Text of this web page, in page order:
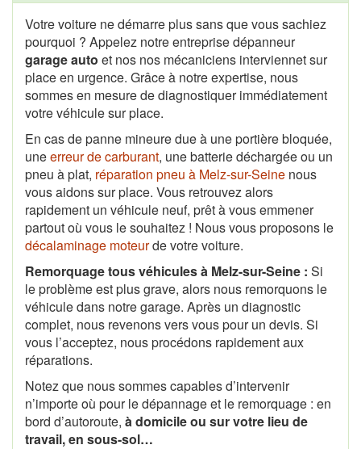
Votre voiture ne démarre plus sans que vous sachiez
pourquoi ? Appelez notre entreprise dépanneur
garage auto et nos nos mécaniciens interviennet sur
place en urgence. Grâce à notre expertise, nous
sommes en mesure de diagnostiquer immédiatement
votre véhicule sur place.
En cas de panne mineure due à une portière bloquée,
uneerreur de carburant, une batterie déchargée ou un
pneu à plat, réparation pneu à Melz-sur-Seine nous
vous aidons sur place. Vous retrouvez alors
rapidement un véhicule neuf, prêt à vous emmener
partout où vous le souhaitez ! Nous vous proposons le
décalaminage moteurde votre voiture.
Remorquage tous véhicules à Melz-sur-Seine : Si
le problème est plus grave, alors nous remorquons le
véhicule dans notre garage. Après un diagnostic
complet, nous revenons vers vous pour un devis. Si
vous l’acceptez, nous procédons rapidement aux
réparations.
Notez que nous sommes capables d’intervenir
n’importe où pour le dépannage et le remorquage : en
bord d’autoroute, à domicile ou sur votre lieu de
travail, en sous-sol…